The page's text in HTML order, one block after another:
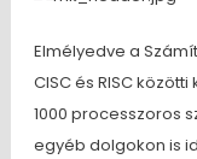
Elmélyedve a
CISC és RISC
1000 processzoros
egyéb dolgokon is